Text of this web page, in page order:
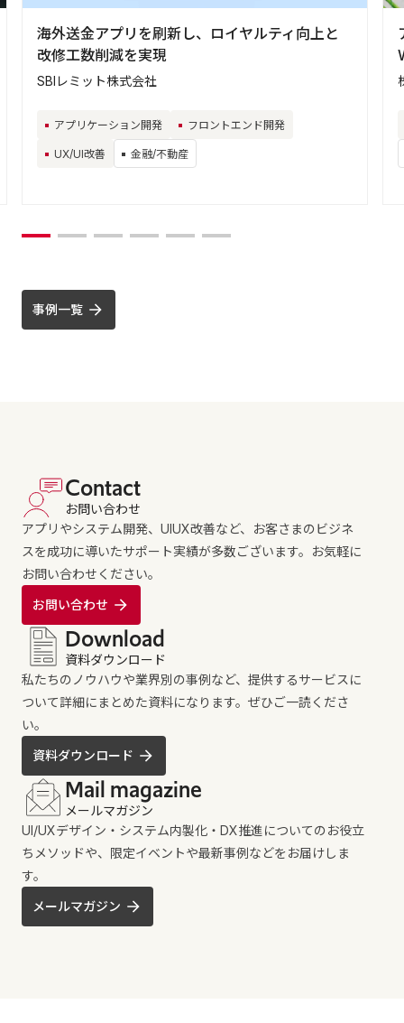
海外送金アプリを刷新し、ロイヤルティ向上と
改修工数削減を実現
SBIレミット株式会社
アプリケーション開発 フロントエンド開発
UX/UI改善 金融/不動産
事例一覧
Contact
お問い合わせ
アプリやシステム開発、UIUX改善など、お客さまのビジネ
スを成功に導いたサポート実績が多数ございます。お気軽に
お問い合わせください。
お問い合わせ
Download
資料ダウンロード
私たちのノウハウや業界別の事例など、提供するサービスに
ついて詳細にまとめた資料になります。ぜひご一読くださ
い。
資料ダウンロード
Mail magazine
メールマガジン
UI/UXデザイン・システム内製化・DX推進についてのお役立
ちメソッドや、限定イベントや最新事例などをお届けしま
す。
メールマガジン